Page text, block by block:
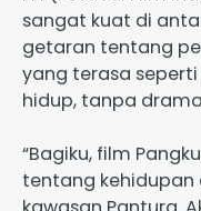
sangat kuat di
getaran tentang
yang terasa
hidup, tanpa
“Bagiku, film
tentang kehidupan